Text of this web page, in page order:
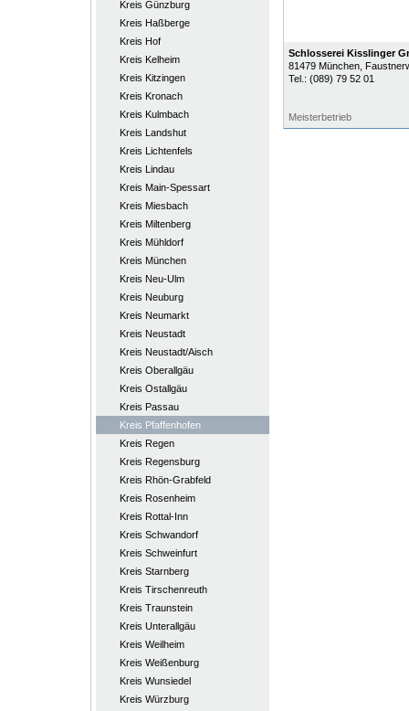
Kreis Günzburg
Kreis Haßberge
Kreis Hof
Kreis Kelheim
Kreis Kitzingen
Kreis Kronach
Kreis Kulmbach
Kreis Landshut
Kreis Lichtenfels
Kreis Lindau
Kreis Main-Spessart
Kreis Miesbach
Kreis Miltenberg
Kreis Mühldorf
Kreis München
Kreis Neu-Ulm
Kreis Neuburg
Kreis Neumarkt
Kreis Neustadt
Kreis Neustadt/Aisch
Kreis Oberallgäu
Kreis Ostallgäu
Kreis Passau
Kreis Pfaffenhofen
Kreis Regen
Kreis Regensburg
Kreis Rhön-Grabfeld
Kreis Rosenheim
Kreis Rottal-Inn
Kreis Schwandorf
Kreis Schweinfurt
Kreis Starnberg
Kreis Tirschenreuth
Kreis Traunstein
Kreis Unterallgäu
Kreis Weilheim
Kreis Weißenburg
Kreis Wunsiedel
Kreis Würzburg
Schlosserei Kisslinger
81479 München,
Tel.: (089) 79 52 01
Meisterbetrieb